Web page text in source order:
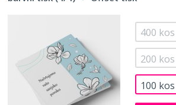
100 kos
200 kos
400 kos